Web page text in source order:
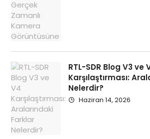
RTL-SDR Blog V3 ve
Karşılaştırması:
Nelerdir?
Haziran 14, 2026